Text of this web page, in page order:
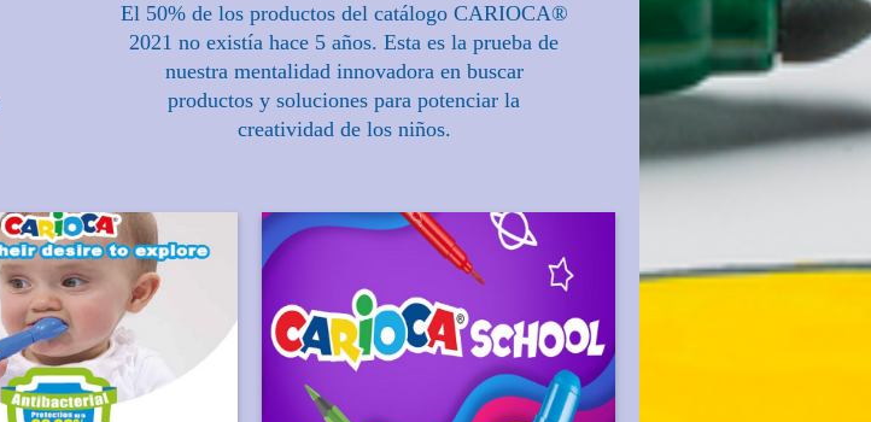
El 50% de los productos del catálogo CARIOCA®
2021 no existía hace 5 años. Esta es la prueba de
nuestra mentalidad innovadora en buscar
productos y soluciones para potenciar la
creatividad de los niños.